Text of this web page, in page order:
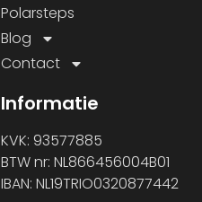
Polarsteps
Blog
Contact
Informatie
KVK: 93577885
BTW nr: NL866456004B01
IBAN: NL19TRIO0320877442